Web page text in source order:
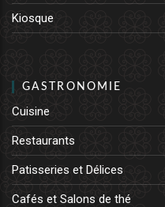
Kiosque
GASTRONOMIE
Cuisine
Restaurants
Patisseries et Délices
Cafés et Salons de thé